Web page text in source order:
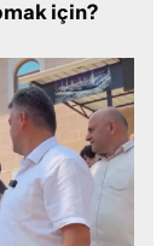
için?